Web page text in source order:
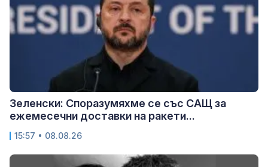
Зеленски: Споразумяхме се със САЩ за
ежемесечни доставки на ракети...
15:57 • 08.08.26